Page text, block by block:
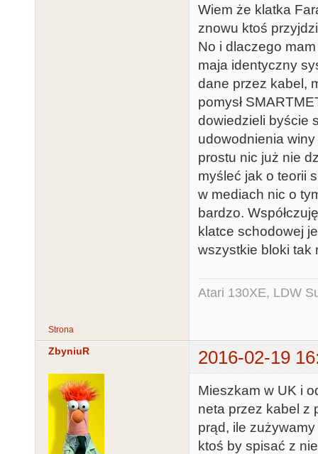
Wiem że klatka
znowu ktoś
No i dlaczego
maja identyczny
dane przez kabel,
pomysł
dowiedzieli byście
udowodnienia
prostu nic już nie
myśleć jak o teorii
w mediach nic o
bardzo.
klatce schodowej
wszystkie bloki tak
Atari 130XE, LDW
Strona
ZbyniuR 2016-02-19
Mieszkam w UK i
neta przez kabel z
prąd, ile
ktoś by spisać z